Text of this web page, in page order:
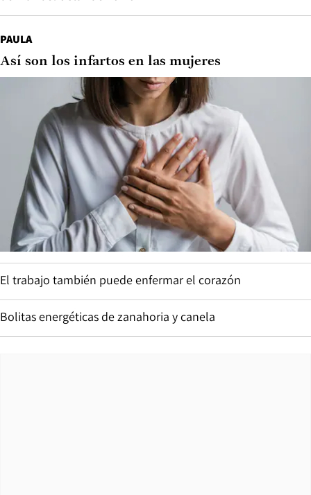
PAULA
Así son los infartos en las mujeres
El trabajo también puede enfermar el corazón
Bolitas energéticas de zanahoria y canela